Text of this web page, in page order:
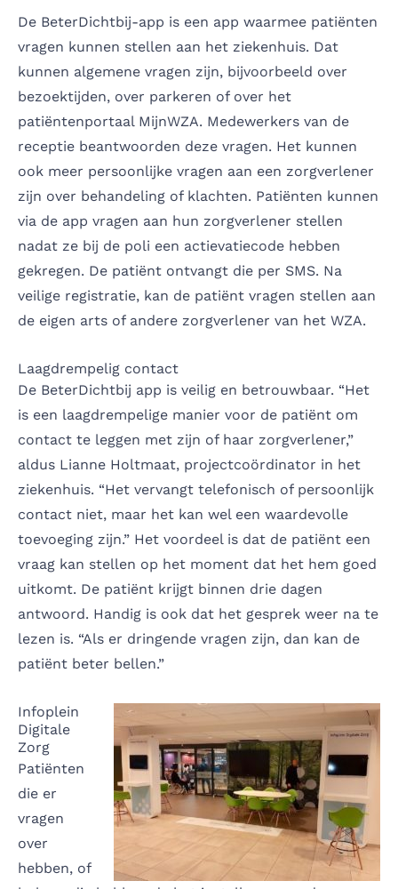
De BeterDichtbij-app is een app waarmee patiënten
vragen kunnen stellen aan het ziekenhuis. Dat
kunnen algemene vragen zijn, bijvoorbeeld over
bezoektijden, over parkeren of over het
patiëntenportaal MijnWZA. Medewerkers van de
receptie beantwoorden deze vragen. Het kunnen
ook meer persoonlijke vragen aan een zorgverlener
zijn over behandeling of klachten. Patiënten kunnen
via de app vragen aan hun zorgverlener stellen
nadat ze bij de poli een actievatiecode hebben
gekregen. De patiënt ontvangt die per SMS. Na
veilige registratie, kan de patiënt vragen stellen aan
de eigen arts of andere zorgverlener van het WZA.
Laagdrempelig contact
De BeterDichtbij app is veilig en betrouwbaar. “Het
is een laagdrempelige manier voor de patiënt om
contact te leggen met zijn of haar zorgverlener,”
aldus Lianne Holtmaat, projectcoördinator in het
ziekenhuis. “Het vervangt telefonisch of persoonlijk
contact niet, maar het kan wel een waardevolle
toevoeging zijn.” Het voordeel is dat de patiënt een
vraag kan stellen op het moment dat het hem goed
uitkomt. De patiënt krijgt binnen drie dagen
antwoord. Handig is ook dat het gesprek weer na te
lezen is. “Als er dringende vragen zijn, dan kan de
patiënt beter bellen.”
Infoplein
Digitale
Zorg
Patiënten
die er
vragen
over
hebben, of